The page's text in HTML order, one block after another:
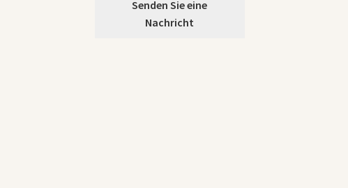
Senden Sie eine
Nachricht